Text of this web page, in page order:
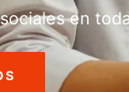
carnes a la